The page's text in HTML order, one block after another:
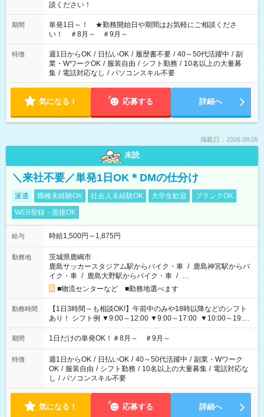
談ください！
期間
単発1日～！ ★勤務開始日や期間はお気軽にご相談くださ
い！ ＃8月～ ＃9月～
特徴 週1日からOK / 日払いOK / 履歴書不要 / 40～50代活躍中 / 副
業・WワークOK / 服装自由 / シフト勤務 / 10名以上の大量募
集 / 電話対応なし / パソコンスキル不要
気になる！ 応募する 詳細へ
掲載日：2026.08.05
未読
＼来社不要／単発1日OK＊DMの仕分け
派遣 職種未経験OK 社会人未経験OK 大学生歓迎
ブランクOK
WEB登録・面接OK
給与 時給1,500円～1,875円
勤務地
茨城県鹿嶋市
鹿島サッカースタジアム駅からバイク・車 / 鹿島神宮駅からバ
イク・車 / 鹿島大野駅からバイク・車 / …
■物流センターなど ■勤務地選べます
勤務時間
【1日3時間～も相談OK!】午前中のみや18時以降などのシフト
あり！ シフト例 ▼9:00～12:00 ▼9:00～17:00 ▼10:00～19:00
▼18:00～21:00
期間 1日だけの単発OK！＃8月～ ＃9月～
特徴 週1日からOK / 日払いOK / 40～50代活躍中 / 副業・Wワーク
OK / 服装自由 / シフト勤務 / 10名以上の大量募集 / 電話対応な
し / パソコンスキル不要
気になる！ 応募する 詳細へ